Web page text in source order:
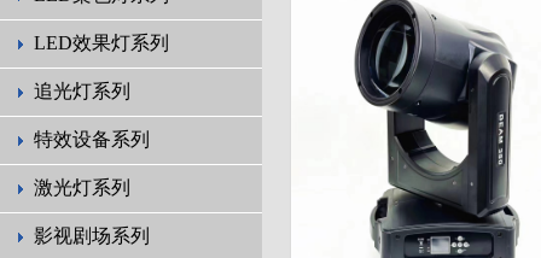
LED效果灯系列
追光灯系列
特效设备系列
激光灯系列
影视剧场系列